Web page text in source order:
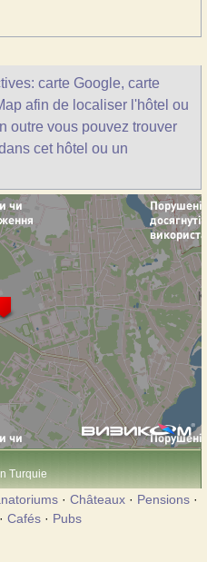
carte Google, carte
afin de localiser l'hôtel ou
outre vous pouvez trouver
cet hôtel ou un
Turquie
· Châteaux · Pensions ·
· Cafés · Pubs